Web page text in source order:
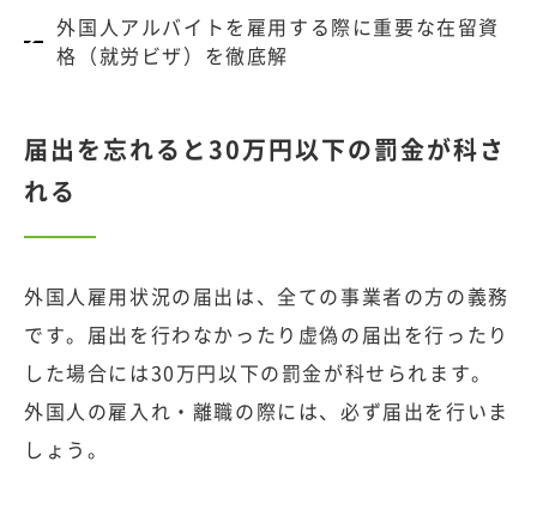
外国人アルバイトを雇用する際に重要な在留資
格（就労ビザ）を徹底解
届出を忘れると30万円以下の罰金が科さ
れる
外国人雇用状況の届出は、全ての事業者の方の義務
です。届出を行わなかったり虚偽の届出を行ったり
した場合には30万円以下の罰金が科せられます。
外国人の雇入れ・離職の際には、必ず届出を行いま
しょう。